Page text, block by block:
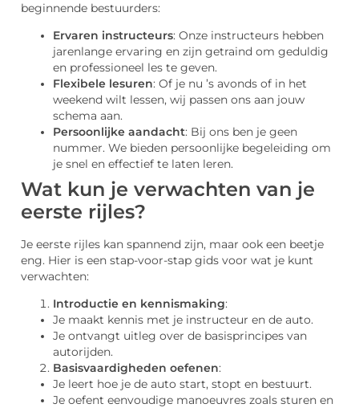
beginnende bestuurders:
Ervaren instructeurs: Onze instructeurs hebben
jarenlange ervaring en zijn getraind om geduldig
en professioneel les te geven.
Flexibele lesuren: Of je nu ’s avonds of in het
weekend wilt lessen, wij passen ons aan jouw
schema aan.
Persoonlijke aandacht: Bij ons ben je geen
nummer. We bieden persoonlijke begeleiding om
je snel en effectief te laten leren.
Wat kun je verwachten van je
eerste rijles?
Je eerste rijles kan spannend zijn, maar ook een beetje
eng. Hier is een stap-voor-stap gids voor wat je kunt
verwachten:
Introductie en kennismaking:
Je maakt kennis met je instructeur en de auto.
Je ontvangt uitleg over de basisprincipes van
autorijden.
Basisvaardigheden oefenen:
Je leert hoe je de auto start, stopt en bestuurt.
Je oefent eenvoudige manoeuvres zoals sturen en